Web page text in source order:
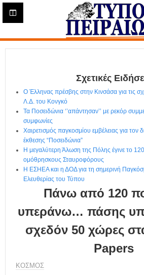
Η
ε
ρ
Σχετικές
Ο Έλληνας πρέσβης στην Κινσάσα για τις
Λ.Δ. του Κονγκό
Τα Ποσειδώνια ‘’απάντησαν’’ με ρεκόρ
συμφωνίες
Χαιρετισμός παγκοσμίου εμβέλειας για τον
έκθεσης “Ποσειδώνια”
Η μεγαλύτερη Άλωση της Πόλης έγινε το
ομόθρησκους Σταυροφόρους
Η ΕΣΗΕΑ και η ΔΟΔ για τη σημερινή
Ελευθερίας του Τύπου
Πάνω από 120
υπεράνω… πάσης
σχεδόν 50 χώρες
Papers
ΚΟΣΜΟΣ